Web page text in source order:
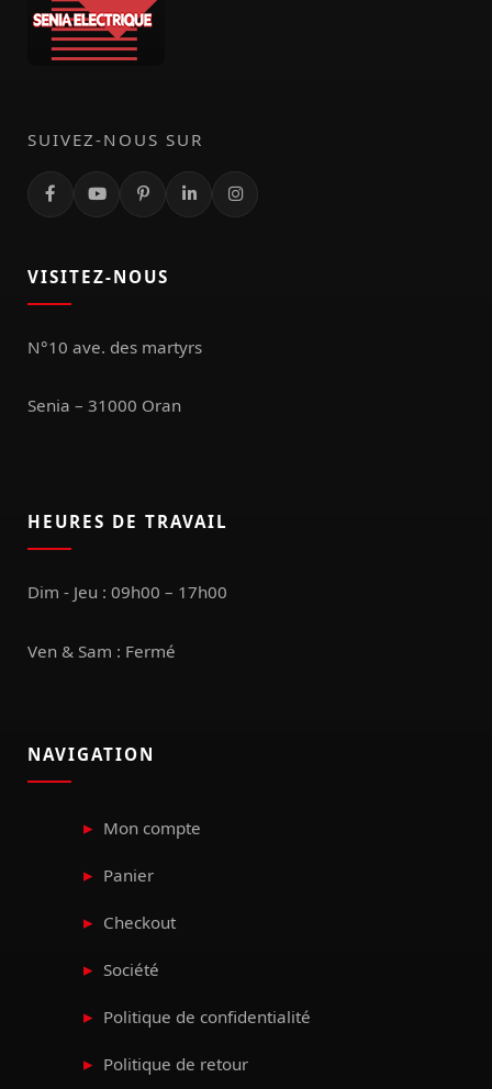
SUIVEZ-NOUS SUR
VISITEZ-NOUS
N°10 ave. des martyrs
Senia – 31000 Oran
HEURES DE TRAVAIL
Dim - Jeu : 09h00 – 17h00
Ven & Sam : Fermé
NAVIGATION
Mon compte
Panier
Checkout
Société
Politique de confidentialité
Politique de retour